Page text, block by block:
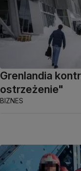
Grenlandia
ostrzeżenie"
BIZNES